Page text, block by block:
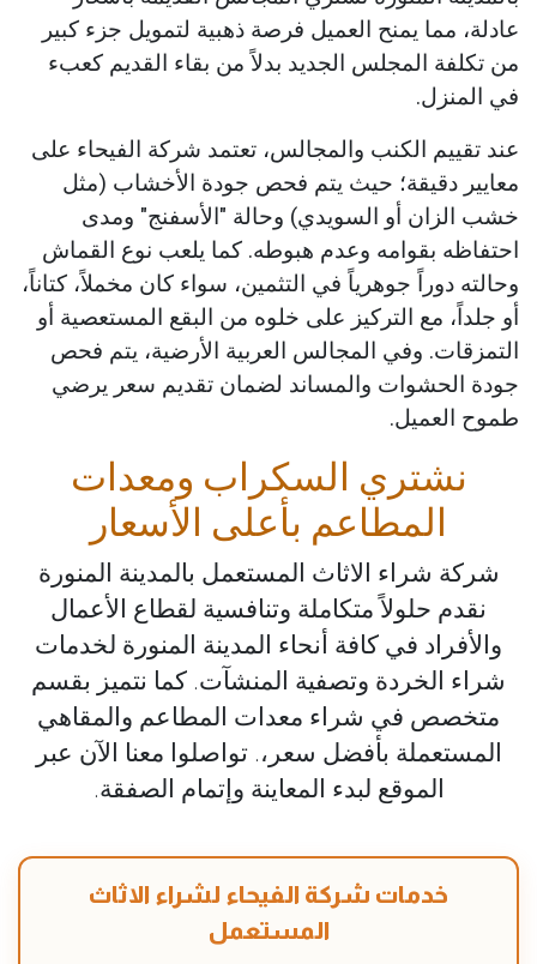
عادلة، مما يمنح العميل فرصة ذهبية لتمويل جزء كبير
من تكلفة المجلس الجديد بدلاً من بقاء القديم كعبء
في المنزل.
عند تقييم الكنب والمجالس، تعتمد شركة الفيحاء على
معايير دقيقة؛ حيث يتم فحص جودة الأخشاب (مثل
خشب الزان أو السويدي) وحالة "الأسفنج" ومدى
احتفاظه بقوامه وعدم هبوطه. كما يلعب نوع القماش
وحالته دوراً جوهرياً في التثمين، سواء كان مخملاً، كتاناً،
أو جلداً، مع التركيز على خلوه من البقع المستعصية أو
التمزقات. وفي المجالس العربية الأرضية، يتم فحص
جودة الحشوات والمساند لضمان تقديم سعر يرضي
طموح العميل.
نشتري السكراب ومعدات
المطاعم بأعلى الأسعار
شركة شراء الاثاث المستعمل بالمدينة المنورة
نقدم حلولاً متكاملة وتنافسية لقطاع الأعمال
والأفراد في كافة أنحاء المدينة المنورة لخدمات
شراء الخردة وتصفية المنشآت. كما نتميز بقسم
متخصص في شراء معدات المطاعم والمقاهي
المستعملة بأفضل سعر،. تواصلوا معنا الآن عبر
الموقع لبدء المعاينة وإتمام الصفقة.
خدمات شركة الفيحاء لشراء الاثاث
المستعمل